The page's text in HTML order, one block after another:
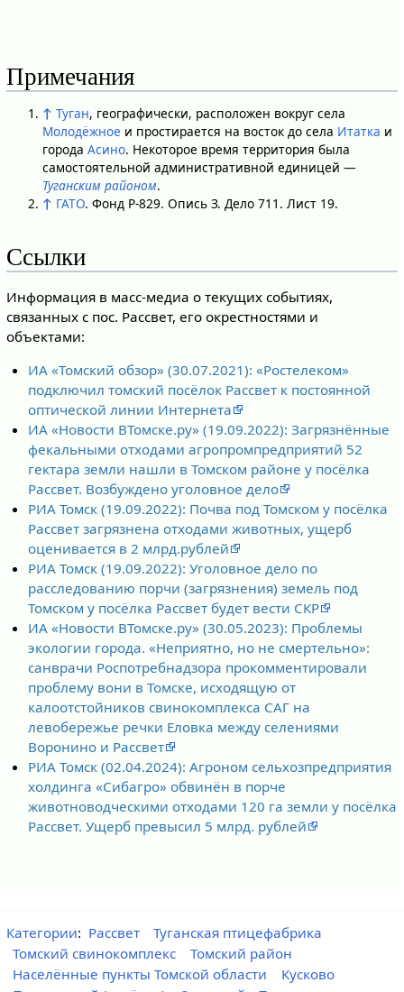
Примечания
↑ Туган, географически, расположен вокруг села
Молодёжное и простирается на восток до села Итатка и
города Асино. Некоторое время территория была
самостоятельной административной единицей —
Туганским районом.
↑ ГАТО. Фонд Р-829. Опись З. Дело 711. Лист 19.
Ссылки
Информация в масс-медиа о текущих событиях,
связанных с пос. Рассвет, его окрестностями и
объектами:
ИА «Томский обзор» (30.07.2021): «Ростелеком»
подключил томский посёлок Рассвет к постоянной
оптической линии Интернета
ИА «Новости ВТомске.ру» (19.09.2022): Загрязнённые
фекальными отходами агропромпредприятий 52
гектара земли нашли в Томском районе у посёлка
Рассвет. Возбуждено уголовное дело
РИА Томск (19.09.2022): Почва под Томском у посёлка
Рассвет загрязнена отходами животных, ущерб
оценивается в 2 млрд.рублей
РИА Томск (19.09.2022): Уголовное дело по
расследованию порчи (загрязнения) земель под
Томском у посёлка Рассвет будет вести СКР
ИА «Новости ВТомске.ру» (30.05.2023): Проблемы
экологии города. «Неприятно, но не смертельно»:
санврачи Роспотребнадзора прокомментировали
проблему вони в Томске, исходящую от
калоотстойников свинокомплекса САГ на
левобережье речки Еловка между селениями
Воронино и Рассвет
РИА Томск (02.04.2024): Агроном сельхозпредприятия
холдинга «Сибагро» обвинён в порче
животноводческими отходами 120 га земли у посёлка
Рассвет. Ущерб превысил 5 млрд. рублей
Категории: Рассвет
Туганская птицефабрика
Томский свинокомплекс
Томский район
Населённые пункты Томской области
Кусково